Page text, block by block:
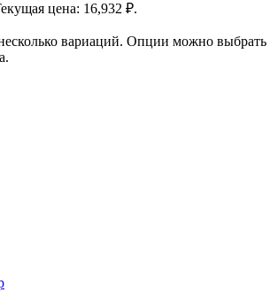
цена: 16,932 ₽.
вариаций. Опции можно выбрать